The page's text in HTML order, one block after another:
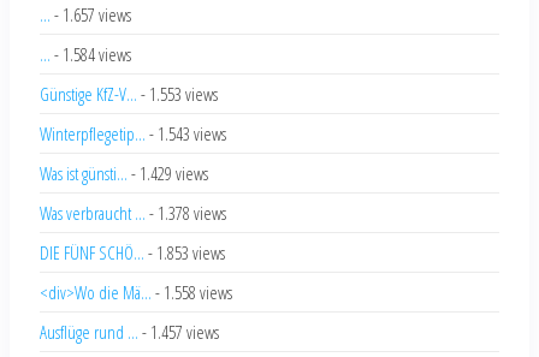
... - 1.657 views
... - 1.584 views
Günstige KfZ-V... - 1.553 views
Winterpflegetip... - 1.543 views
Was ist günsti... - 1.429 views
Was verbraucht ... - 1.378 views
DIE FÜNF SCHÖ... - 1.853 views
<div>Wo die Mä... - 1.558 views
Ausflüge rund ... - 1.457 views